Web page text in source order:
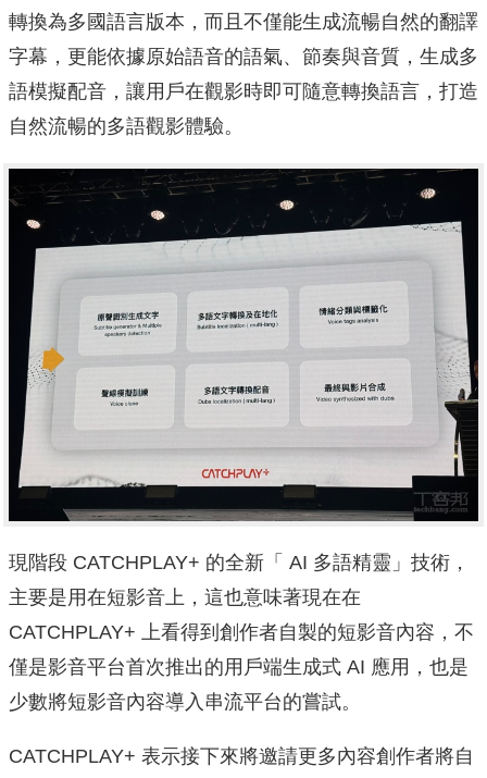
轉換為多國語言版本，而且不僅能生成流暢自然的翻譯
字幕，更能依據原始語音的語氣、節奏與音質，生成多
語模擬配音，讓用戶在觀影時即可隨意轉換語言，打造
自然流暢的多語觀影體驗。
現階段 CATCHPLAY+ 的全新「 AI 多語精靈」技術，
主要是用在短影音上，這也意味著現在在
CATCHPLAY+ 上看得到創作者自製的短影音內容，不
僅是影音平台首次推出的用戶端生成式 AI 應用，也是
少數將短影音內容導入串流平台的嘗試。
CATCHPLAY+ 表示接下來將邀請更多內容創作者將自